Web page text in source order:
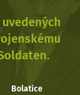
Bolatice